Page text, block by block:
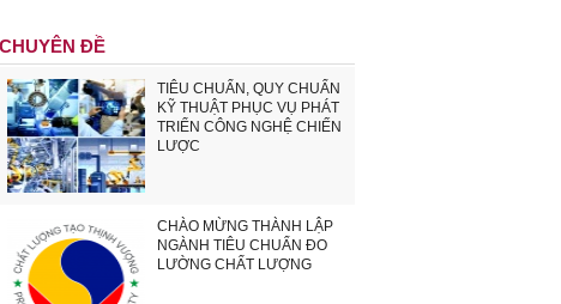
CHUYÊN ĐỀ
TIÊU CHUẨN, QUY CHUẨN
KỸ THUẬT PHỤC VỤ PHÁT
TRIỂN CÔNG NGHỆ CHIẾN
LƯỢC
CHÀO MỪNG THÀNH LẬP
NGÀNH TIÊU CHUẨN ĐO
LƯỜNG CHẤT LƯỢNG